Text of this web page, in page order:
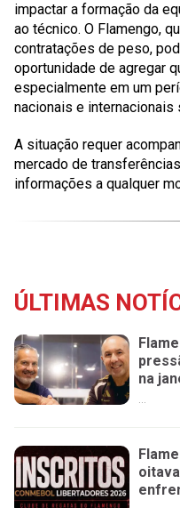
impactar a formação da
ao técnico. O Flamengo,
contratações de peso,
oportunidade de agregar
especialmente em um
nacionais e internacionais
A situação requer
mercado de
informações a qualquer
ÚLTIMAS
na
...